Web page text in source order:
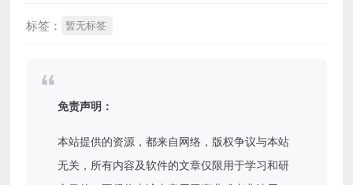
标签： 暂无标签
免责声明：
本站提供的资源，都来自网络，版权争议与本站
无关，所有内容及软件的文章仅限用于学习和研